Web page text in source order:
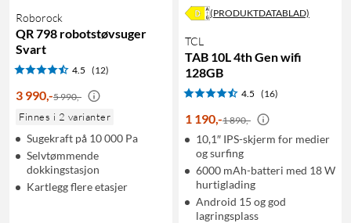
Roborock
QR 798 robotstøvsuger
Svart
4.5 (12)
3 990,-5 990,-
Finnes i 2 varianter
Sugekraft på 10 000 Pa
Selvtømmende
dokkingstasjon
Kartlegg flere etasjer
(PRODUKTDATABLAD)
TCL
TAB 10L 4th Gen wifi
128GB
4.5 (16)
1 190,-1 890,-
10,1″ IPS-skjerm for medier
og surfing
6000 mAh-batteri med 18 W
hurtiglading
Android 15 og god
lagringsplass